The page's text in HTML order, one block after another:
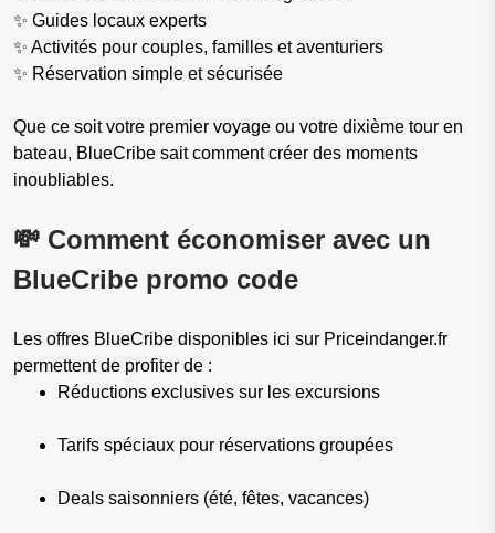
✨ Guides locaux experts
✨ Activités pour couples, familles et aventuriers
✨ Réservation simple et sécurisée
Que ce soit votre premier voyage ou votre dixième tour en
bateau, BlueCribe sait comment créer des moments
inoubliables.
💸 Comment économiser avec un
BlueCribe promo code
Les offres BlueCribe disponibles ici sur Priceindanger.fr
permettent de profiter de :
Réductions exclusives sur les excursions
Tarifs spéciaux pour réservations groupées
Deals saisonniers (été, fêtes, vacances)